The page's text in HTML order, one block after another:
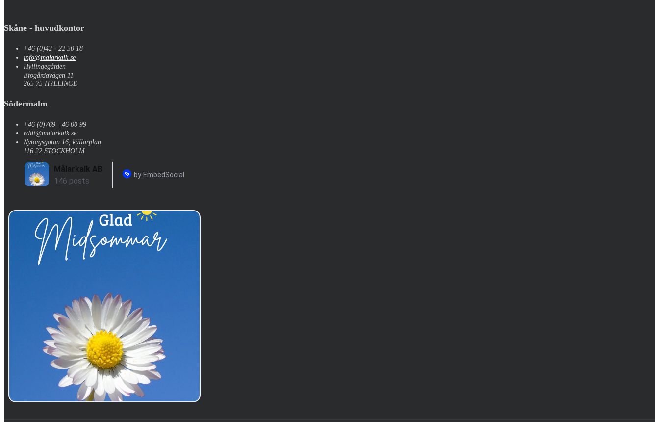
Skåne - huvudkontor
+46 (0)42 - 22 50 18
info@malarkalk.se
Hyllingegården
Brogårdavägen 11
265 75 HYLLINGE
Södermalm
+46 (0)769 - 46 00 99
eddi@malarkalk.se
Nytorgsgatan 16, källarplan
116 22 STOCKHOLM